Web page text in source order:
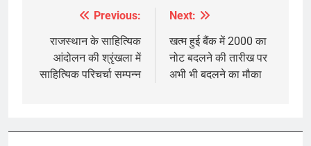
navigation
Previous:
राजस्थान के साहित्यिक
आंदोलन की श्रृंखला में
साहित्यिक परिचर्चा सम्पन्न
Next:
खत्म हुई बैंक में 2000 का
नोट बदलने की तारीख पर
अभी भी बदलने का मौका